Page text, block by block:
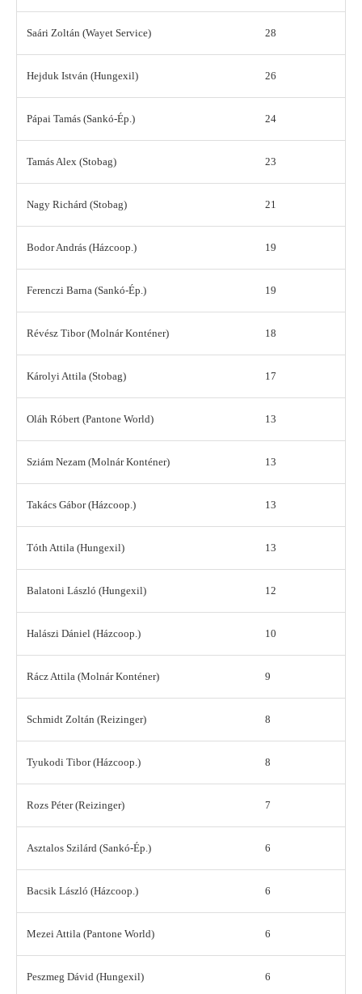
Saári Zoltán (Wayet Service) 28
Hejduk István (Hungexil) 26
Pápai Tamás (Sankó-Ép.) 24
Tamás Alex (Stobag) 23
Nagy Richárd (Stobag) 21
Bodor András (Házcoop.) 19
Ferenczi Barna (Sankó-Ép.) 19
Révész Tibor (Molnár Konténer) 18
Károlyi Attila (Stobag) 17
Oláh Róbert (Pantone World) 13
Sziám Nezam (Molnár Konténer) 13
Takács Gábor (Házcoop.) 13
Tóth Attila (Hungexil) 13
Balatoni László (Hungexil) 12
Halászi Dániel (Házcoop.) 10
Rácz Attila (Molnár Konténer) 9
Schmidt Zoltán (Reizinger) 8
Tyukodi Tibor (Házcoop.) 8
Rozs Péter (Reizinger) 7
Asztalos Szilárd (Sankó-Ép.) 6
Bacsik László (Házcoop.) 6
Mezei Attila (Pantone World) 6
Peszmeg Dávid (Hungexil) 6